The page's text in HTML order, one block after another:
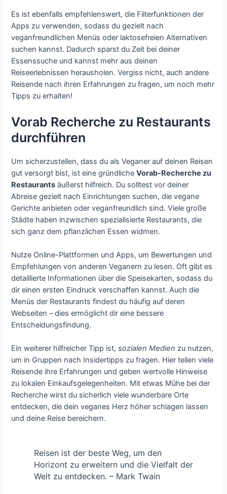
Es ist ebenfalls empfehlenswert, die Filterfunktionen der
Apps zu verwenden, sodass du gezielt nach
veganfreundlichen Menüs oder laktosefreien Alternativen
suchen kannst. Dadurch sparst du Zeit bei deiner
Essenssuche und kannst mehr aus deinen
Reiseerlebnissen herausholen. Vergiss nicht, auch andere
Reisende nach ihren Erfahrungen zu fragen, um noch mehr
Tipps zu erhalten!
Vorab Recherche zu Restaurants
durchführen
Um sicherzustellen, dass du als Veganer auf deinen Reisen
gut versorgt bist, ist eine gründlicheVorab-Recherche zu
Restaurants äußerst hilfreich. Du solltest vor deiner
Abreise gezielt nach Einrichtungen suchen, die vegane
Gerichte anbieten oder veganfreundlich sind. Viele große
Städte haben inzwischen spezialisierte Restaurants, die
sich ganz dem pflanzlichen Essen widmen.
Nutze Online-Plattformen und Apps, um Bewertungen und
Empfehlungen von anderen Veganern zu lesen. Oft gibt es
detaillierte Informationen über die Speisekarten, sodass du
dir einen ersten Eindruck verschaffen kannst. Auch die
Menüs der Restaurants findest du häufig auf deren
Webseiten – dies ermöglicht dir eine bessere
Entscheidungsfindung.
Ein weiterer hilfreicher Tipp ist,sozialen Medien zu nutzen,
um in Gruppen nach Insidertipps zu fragen. Hier teilen viele
Reisende ihre Erfahrungen und geben wertvolle Hinweise
zu lokalen Einkaufsgelegenheiten. Mit etwas Mühe bei der
Recherche wirst du sicherlich viele wunderbare Orte
entdecken, die dein veganes Herz höher schlagen lassen
und deine Reise bereichern.
Reisen ist der beste Weg, um den
Horizont zu erweitern und die Vielfalt der
Welt zu entdecken. – Mark Twain